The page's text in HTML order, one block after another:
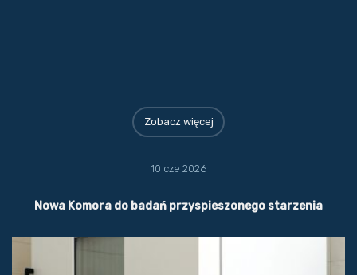
Zobacz więcej
10 cze 2026
Nowa Komora do badań przyspieszonego starzenia